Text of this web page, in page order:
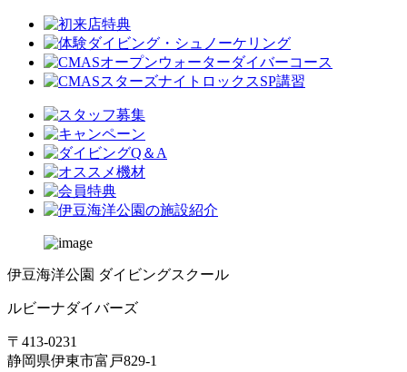
伊豆海洋公園 ダイビングスクール
ルビーナダイバーズ
〒413-0231
静岡県伊東市富戸829-1